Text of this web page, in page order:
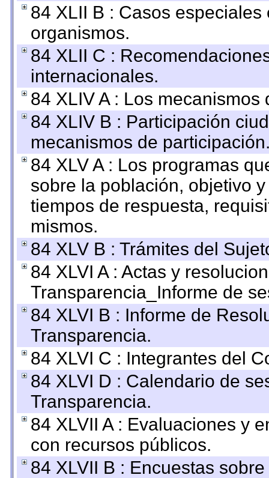
84 XLII B : Casos
organismos.
84 XLII C :
internacionales.
84 XLIV A : Los
84 XLIV B : Participación
mecanismos de
84 XLV A : Los programas
sobre la población, objetivo
tiempos de respuesta,
mismos.
84 XLV B : Trámites del
84 XLVI A : Actas y
Transparencia_Informe de
84 XLVI B : Informe de
Transparencia.
84 XLVI C : Integrantes del
84 XLVI D : Calendario de
Transparencia.
84 XLVII A : Evaluaciones y
con recursos públicos.
84 XLVII B : Encuestas